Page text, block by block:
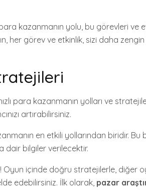
kazanmanın yolu, bu görevleri ve
her görev ve etkinlik, sizi daha
para kazanmanın yolları ve
artırabilirsiniz.
en etkili yollarından biridir. Bu
dair bilgiler verilecektir.
Oyun içinde doğru stratejilerle, diğer
edebilirsiniz. İlk olarak, pazar